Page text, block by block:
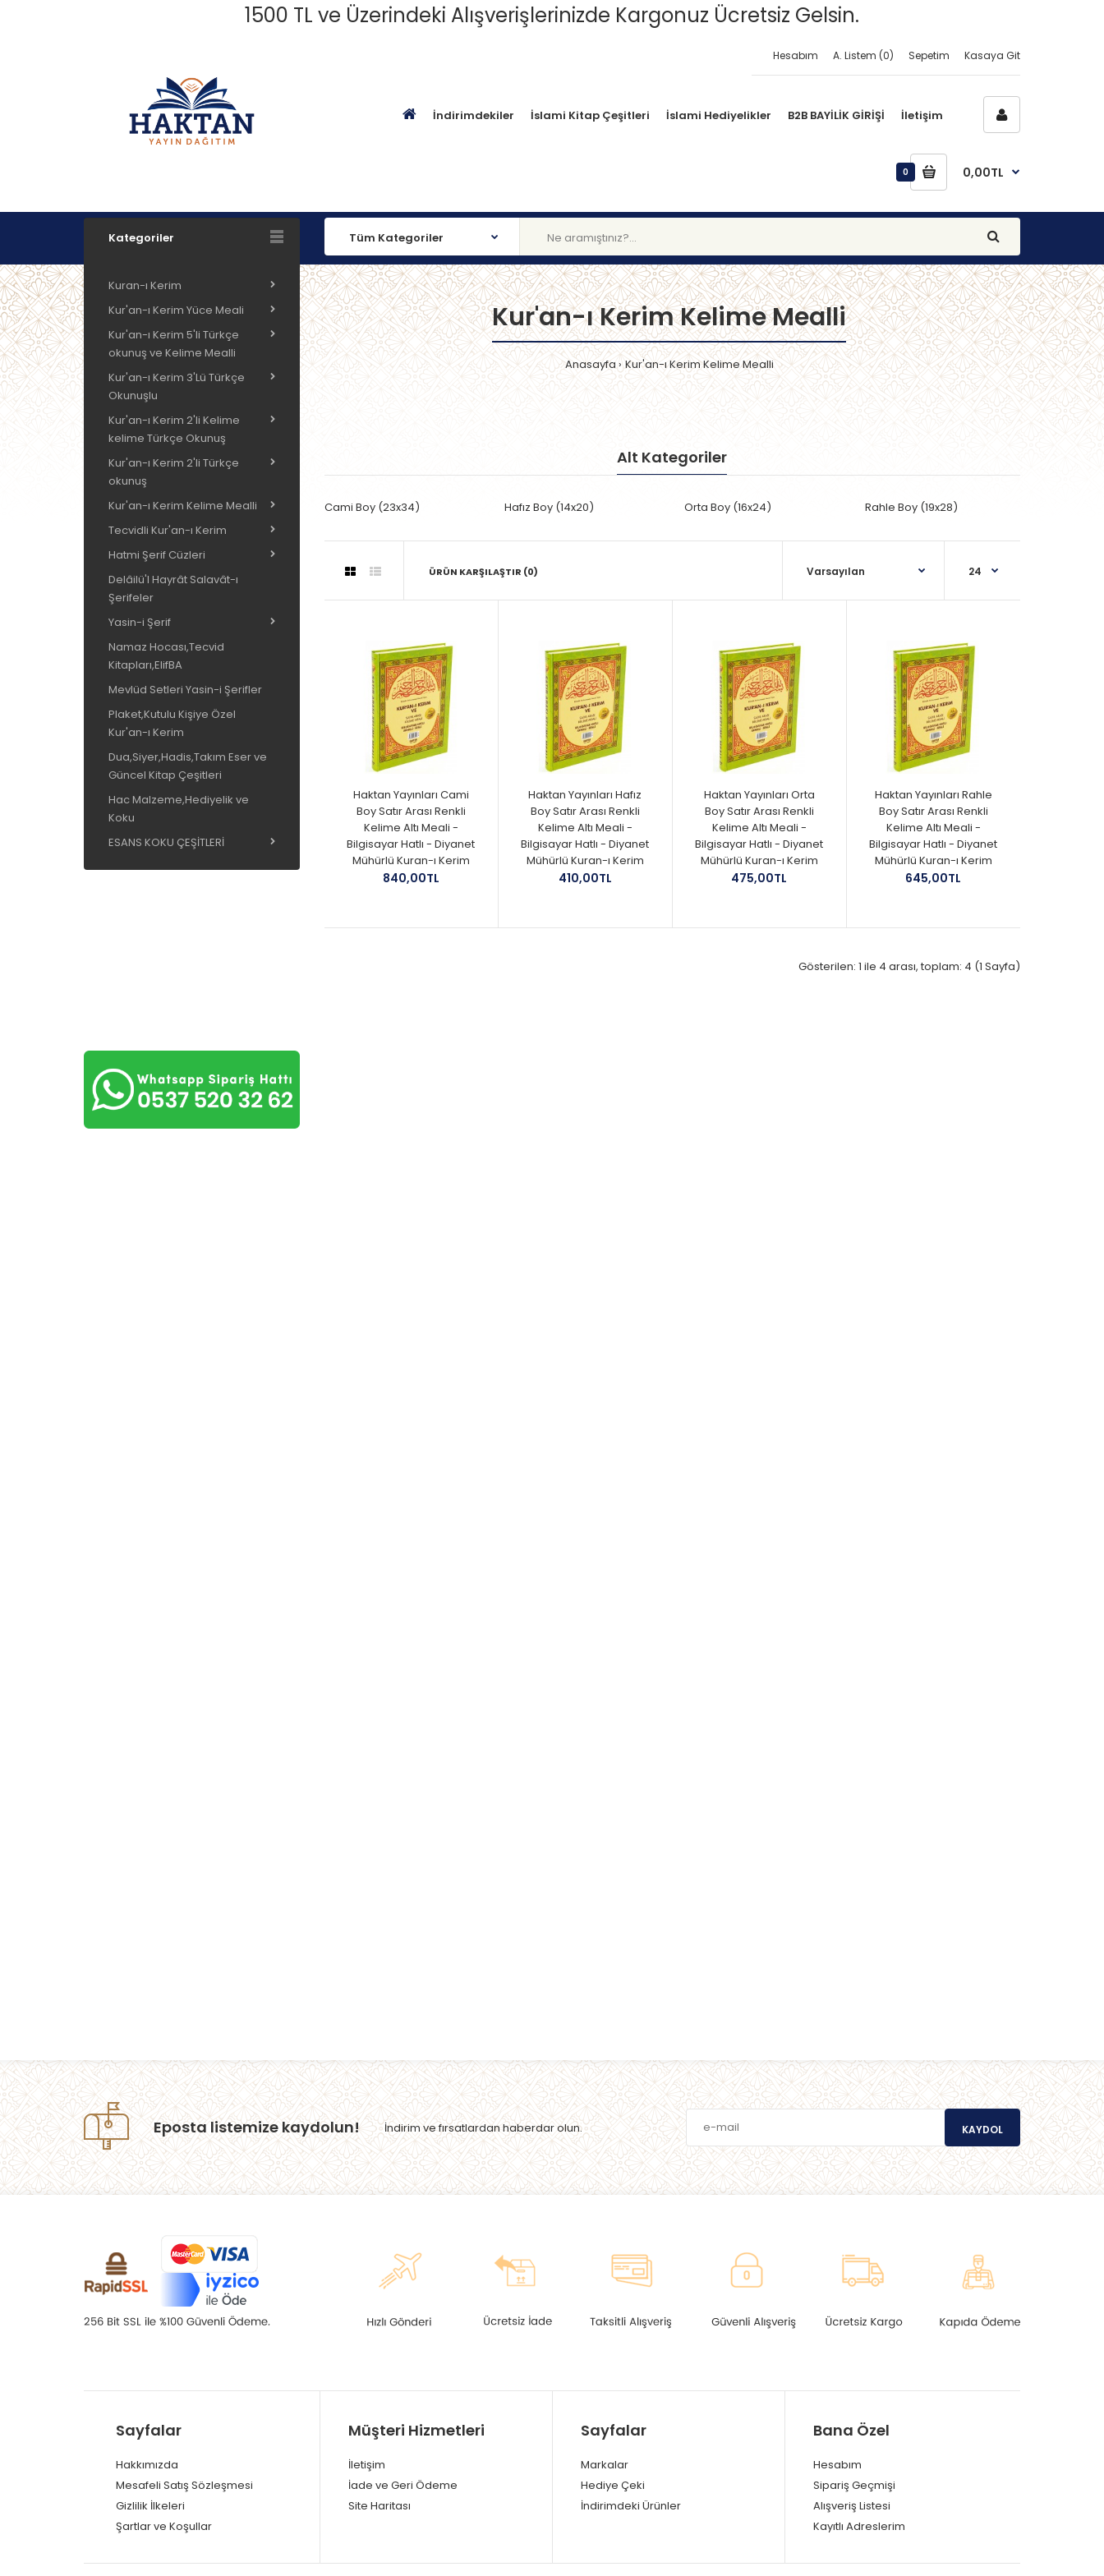
1500 TL ve Üzerindeki Alışverişlerinizde Kargonuz Ücretsiz Gelsin.
Hesabım A. Listem (0) Sepetim Kasaya Git
İndirimdekiler İslami Kitap Çeşitleri İslami Hediyelikler B2B BAYİLİK GİRİŞİ İletişim
0 0,00TL
Kategoriler
Kuran-ı Kerim
Kur'an-ı Kerim Yüce Meali
Kur'an-ı Kerim 5'li Türkçe
okunuş ve Kelime Mealli
Kur'an-ı Kerim 3'Lü Türkçe
Okunuşlu
Kur'an-ı Kerim 2'li Kelime
kelime Türkçe Okunuş
Kur'an-ı Kerim 2'li Türkçe
okunuş
Kur'an-ı Kerim Kelime Mealli
Tecvidli Kur'an-ı Kerim
Hatmi Şerif Cüzleri
Delâilü'l Hayrât Salavât-ı
Şerifeler
Yasin-i Şerif
Namaz Hocası,Tecvid
Kitapları,ElifBA
Mevlüd Setleri Yasin-i Şerifler
Plaket,Kutulu Kişiye Özel
Kur'an-ı Kerim
Dua,Siyer,Hadis,Takım Eser ve
Güncel Kitap Çeşitleri
Hac Malzeme,Hediyelik ve
Koku
ESANS KOKU ÇEŞİTLERİ
Kur'an-ı Kerim Kelime Mealli
Anasayfa Kur'an-ı Kerim Kelime Mealli
Alt Kategoriler
Cami Boy (23x34) Hafız Boy (14x20) Orta Boy (16x24) Rahle Boy (19x28)
ÜRÜN KARŞILAŞTIR (0)
Haktan Yayınları Cami
Boy Satır Arası Renkli
Kelime Altı Meali -
Bilgisayar Hatlı - Diyanet
Mühürlü Kuran-ı Kerim
840,00TL
Haktan Yayınları Hafız
Boy Satır Arası Renkli
Kelime Altı Meali -
Bilgisayar Hatlı - Diyanet
Mühürlü Kuran-ı Kerim
410,00TL
Haktan Yayınları Orta
Boy Satır Arası Renkli
Kelime Altı Meali -
Bilgisayar Hatlı - Diyanet
Mühürlü Kuran-ı Kerim
475,00TL
Haktan Yayınları Rahle
Boy Satır Arası Renkli
Kelime Altı Meali -
Bilgisayar Hatlı - Diyanet
Mühürlü Kuran-ı Kerim
645,00TL
Gösterilen: 1 ile 4 arası, toplam: 4 (1 Sayfa)
Eposta listemize kaydolun! İndirim ve fırsatlardan haberdar olun. KAYDOL
Sayfalar
Hakkımızda
Mesafeli Satış Sözleşmesi
Gizlilik İlkeleri
Şartlar ve Koşullar
Müşteri Hizmetleri
İletişim
İade ve Geri Ödeme
Site Haritası
Sayfalar
Markalar
Hediye Çeki
İndirimdeki Ürünler
Bana Özel
Hesabım
Sipariş Geçmişi
Alışveriş Listesi
Kayıtlı Adreslerim